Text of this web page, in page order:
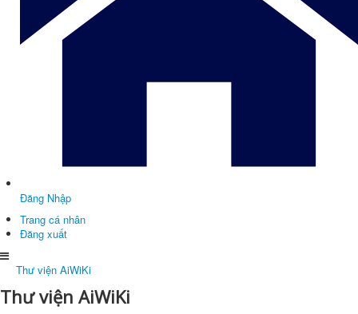
Đăng Nhập
Trang cá nhân
Đăng xuất
Thư viện AiWiKi
Thư viện AiWiKi